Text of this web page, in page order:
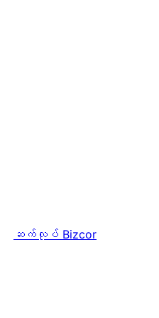
ဆက်လုပ် Bizcor